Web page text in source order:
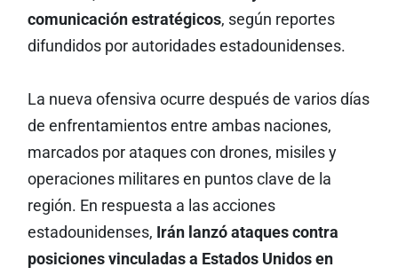
comunicación estratégicos, según reportes
difundidos por autoridades estadounidenses.
La nueva ofensiva ocurre después de varios días
de enfrentamientos entre ambas naciones,
marcados por ataques con drones, misiles y
operaciones militares en puntos clave de la
región. En respuesta a las acciones
estadounidenses, Irán lanzó ataques contra
posiciones vinculadas a Estados Unidos en